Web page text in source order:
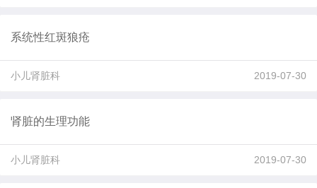
系统性红斑狼疮
小儿肾脏科 2019-07-30
肾脏的生理功能
小儿肾脏科 2019-07-30